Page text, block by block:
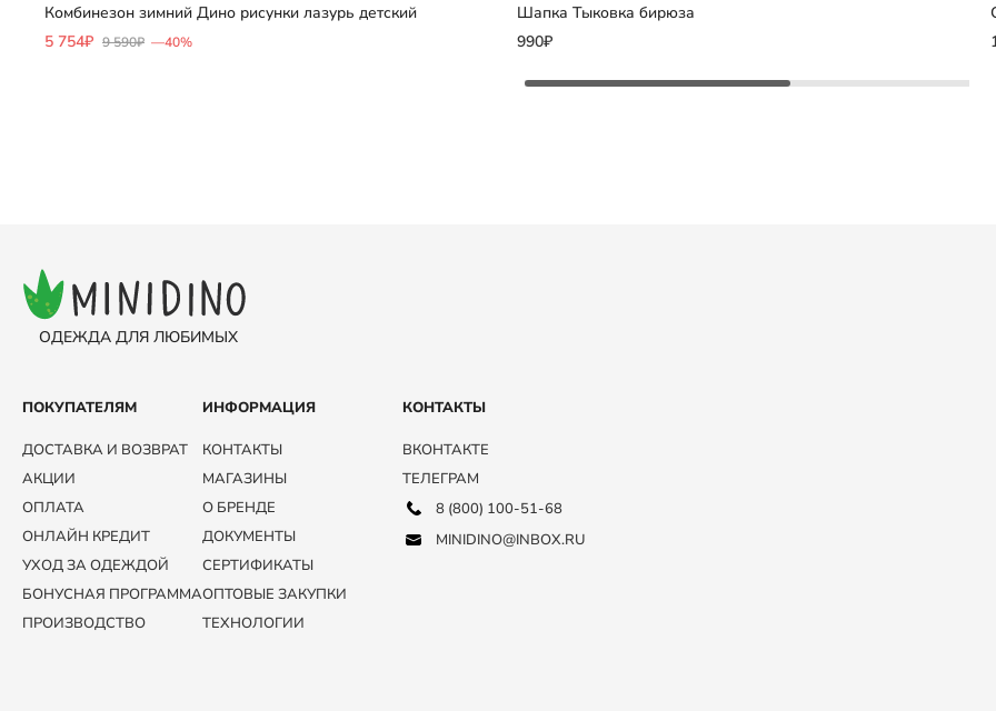
Комбинезон зимний Дино рисунки лазурь детский
5 754₽ 9 590₽ —40%
Шапка Тыковка бирюза
990₽
ОДЕЖДА ДЛЯ ЛЮБИМЫХ
ПОКУПАТЕЛЯМ
ДОСТАВКА И ВОЗВРАТ
АКЦИИ
ОПЛАТА
ОНЛАЙН КРЕДИТ
УХОД ЗА ОДЕЖДОЙ
БОНУСНАЯ ПРОГРАММА
ПРОИЗВОДСТВО
ИНФОРМАЦИЯ
КОНТАКТЫ
МАГАЗИНЫ
О БРЕНДЕ
ДОКУМЕНТЫ
СЕРТИФИКАТЫ
ОПТОВЫЕ ЗАКУПКИ
ТЕХНОЛОГИИ
КОНТАКТЫ
ВКОНТАКТЕ
ТЕЛЕГРАМ
8 (800) 100-51-68
MINIDINO@INBOX.RU